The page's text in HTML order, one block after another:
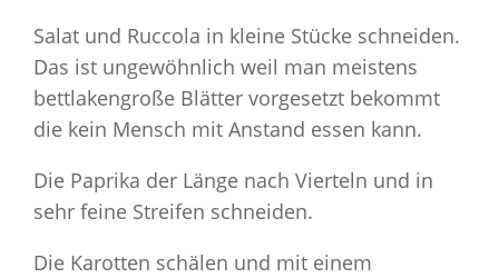
Salat und Ruccola in kleine Stücke schneiden.
Das ist ungewöhnlich weil man meistens
bettlakengroße Blätter vorgesetzt bekommt
die kein Mensch mit Anstand essen kann.
Die Paprika der Länge nach Vierteln und in
sehr feine Streifen schneiden.
Die Karotten schälen und mit einem